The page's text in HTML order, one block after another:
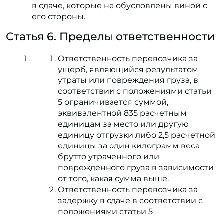
в сдаче, которые не обусловлены виной с
его стороны.
Статья 6. Пределы ответственности
Ответственность перевозчика за
ущерб, являющийся результатом
утраты или повреждения груза, в
соответствии с положениями статьи
5 ограничивается суммой,
эквивалентной 835 расчетным
единицам за место или другую
единицу отгрузки либо 2,5 расчетной
единицы за один килограмм веса
брутто утраченного или
поврежденного груза в зависимости
от того, какая сумма выше.
Ответственность перевозчика за
задержку в сдаче в соответствии с
положениями статьи 5